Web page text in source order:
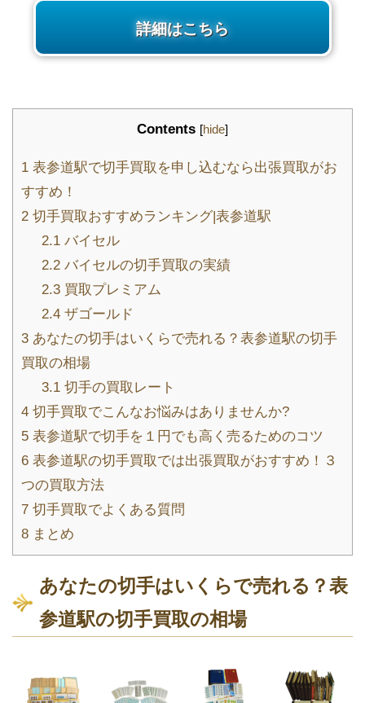
詳細はこちら
Contents [hide]
1 表参道駅で切手買取を申し込むなら出張買取がお
すすめ！
2 切手買取おすすめランキング|表参道駅
2.1 バイセル
2.2 バイセルの切手買取の実績
2.3 買取プレミアム
2.4 ザゴールド
3 あなたの切手はいくらで売れる？表参道駅の切手
買取の相場
3.1 切手の買取レート
4 切手買取でこんなお悩みはありませんか?
5 表参道駅で切手を１円でも高く売るためのコツ
6 表参道駅の切手買取では出張買取がおすすめ！３
つの買取方法
7 切手買取でよくある質問
8 まとめ
あなたの切手はいくらで売れる？表
参道駅の切手買取の相場